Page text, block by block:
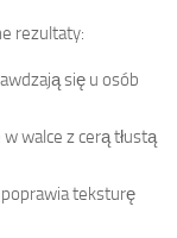
rezultaty:
się u osób
walce z cerą tłustą
teksturę